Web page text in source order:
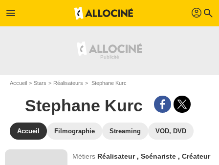
menu profil search
Accueil Stars Réalisateurs Stephane Kurc
Stephane Kurc
Accueil Filmographie Streaming VOD, DVD
Métiers Réalisateur ,Scénariste ,Créateur